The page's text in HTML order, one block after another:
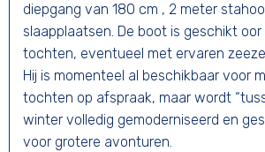
diepgang van 180 cm , 2 meter
slaapplaatsen. De boot is geschikt
tochten, eventueel met ervaren
Hij is momenteel al beschikbaar voor
tochten op afspraak, maar wordt
winter volledig gemoderniseerd en
voor grotere avonturen.